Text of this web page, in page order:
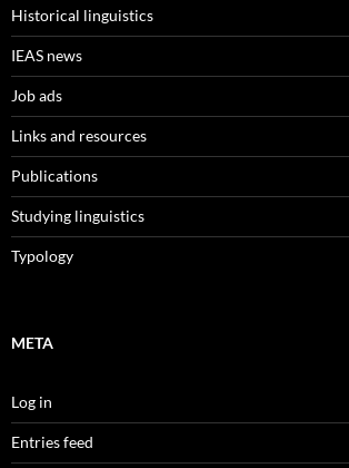
Historical linguistics
IEAS news
Job ads
Links and resources
Publications
Studying linguistics
Typology
META
Log in
Entries feed